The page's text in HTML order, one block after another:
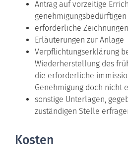
Antrag auf vorzeitige
genehmigungsbedürftigen
erforderliche
Erläuterungen zur Anlage
Verpflichtungserklärung
Wiederherstellung des
die erforderliche
Genehmigung doch nicht
sonstige Unterlagen,
zuständigen Stelle
Kosten